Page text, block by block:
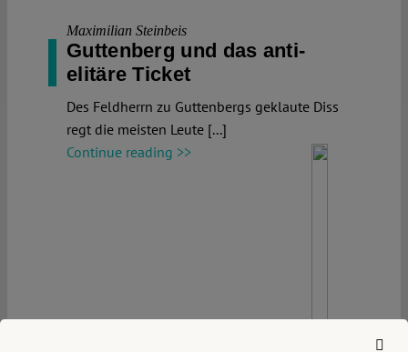
Maximilian Steinbeis
Guttenberg und das anti-
elitäre Ticket
Des Feldherrn zu Guttenbergs geklaute Diss
regt die meisten Leute [...]
Continue reading >>